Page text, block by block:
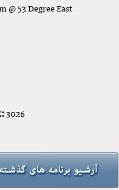
53 Degree East
3026